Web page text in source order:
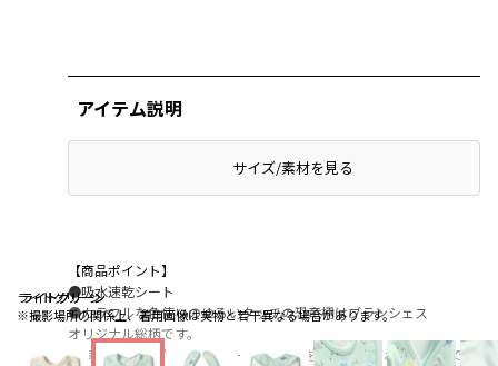
ライトグリーン
※撮影場所の関係上、着用画像は実物と若干異なる場合があります。
ライトグリーン
ライトグリーン
アイテム説明
サイズ/素材を見る
【商品ポイント】
●吸水速乾シート
●カラフルな色使いのゆるいタッチの恐竜柄はブランシェス
オリジナル総柄です。
●同素材で肌着付き2WAYオールオールをご用意しておりますので